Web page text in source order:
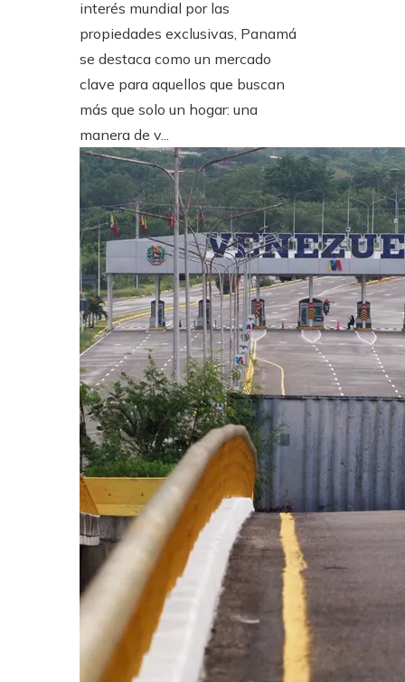
interés mundial por las
propiedades exclusivas, Panamá
se destaca como un mercado
clave para aquellos que buscan
más que solo un hogar: una
manera de v...